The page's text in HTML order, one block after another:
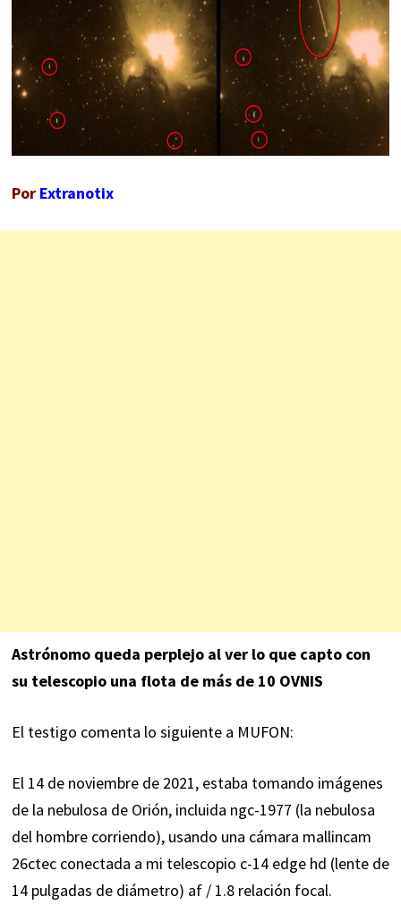
Por Extranotix
Astrónomo queda perplejo al ver lo que capto con
su telescopio una flota de más de 10 OVNIS
El testigo comenta lo siguiente a MUFON:
El 14 de noviembre de 2021, estaba tomando imágenes
de la nebulosa de Orión, incluida ngc-1977 (la nebulosa
del hombre corriendo), usando una cámara mallincam
26ctec conectada a mi telescopio c-14 edge hd (lente de
14 pulgadas de diámetro) af / 1.8 relación focal.